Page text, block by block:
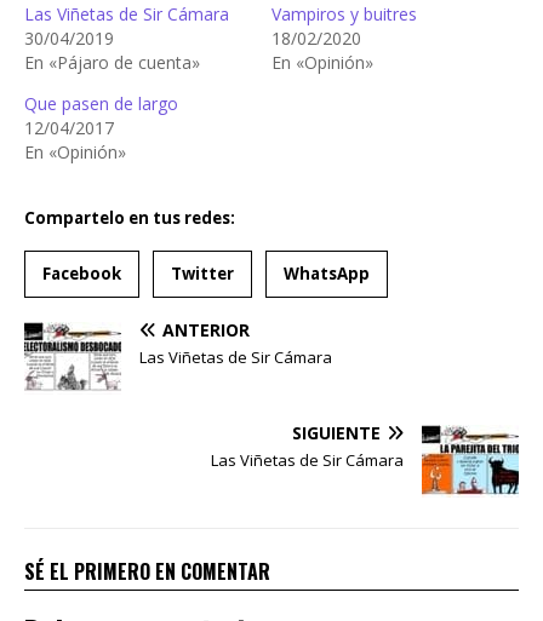
Las Viñetas de Sir Cámara
30/04/2019
En «Pájaro de cuenta»
Vampiros y buitres
18/02/2020
En «Opinión»
Que pasen de largo
12/04/2017
En «Opinión»
Compartelo en tus redes:
Facebook Twitter WhatsApp
ANTERIOR
Las Viñetas de Sir Cámara
SIGUIENTE
Las Viñetas de Sir Cámara
SÉ EL PRIMERO EN COMENTAR